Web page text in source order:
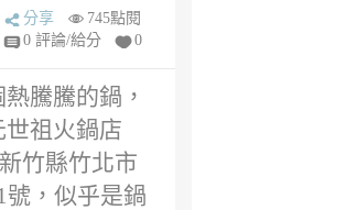
e
6
分享
745點閱
0 評論/給分
0
騰騰的鍋，
祖火鍋店
竹縣竹北市
號，似乎是鍋